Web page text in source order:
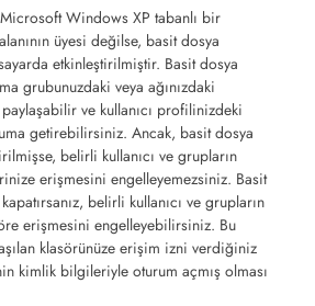
Windows XP tabanlı bir
üyesi değilse, basit dosya
etkinleştirilmiştir. Basit dosya
grubunuzdaki veya ağınızdaki
ve kullanıcı profilinizdeki
getirebilirsiniz. Ancak, basit dosya
belirli kullanıcı ve grupların
erişmesini engelleyemezsiniz. Basit
belirli kullanıcı ve grupların
erişmesini engelleyebilirsiniz. Bu
klasörünüze erişim izni verdiğiniz
kimlik bilgileriyle oturum açmış olması